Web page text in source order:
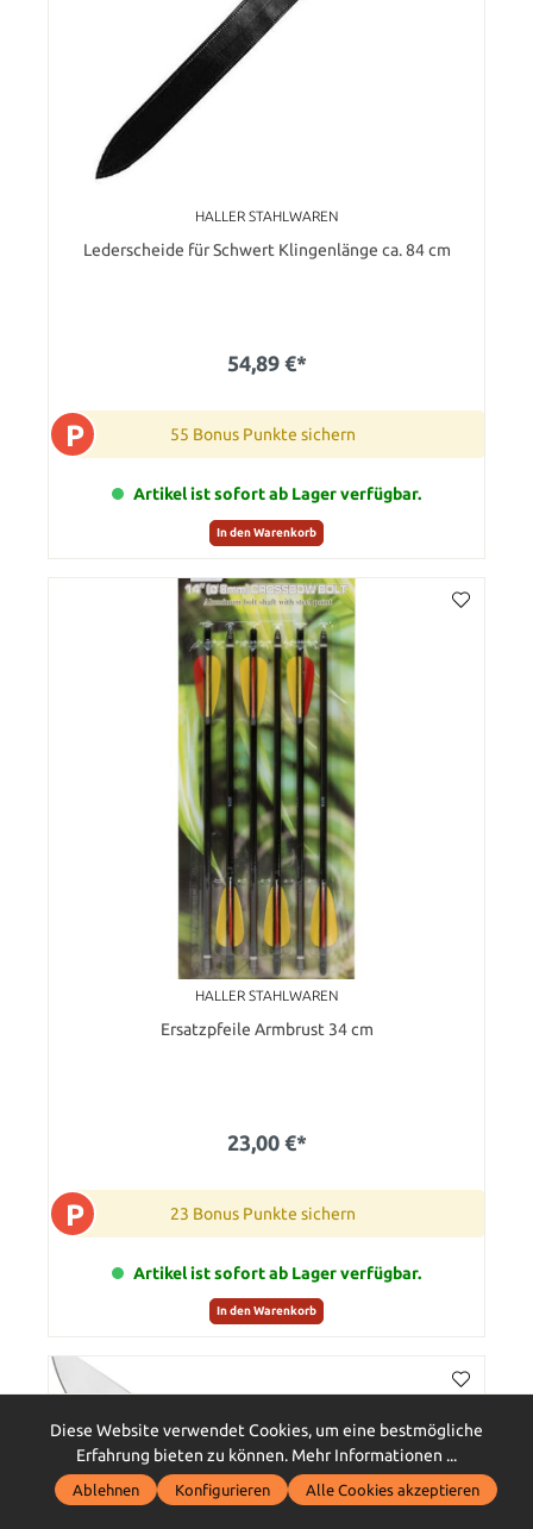
HALLER STAHLWAREN
Lederscheide für Schwert Klingenlänge ca. 84 cm
54,89 €*
P 55 Bonus Punkte sichern
Artikel ist sofort ab Lager verfügbar.
In den Warenkorb
HALLER STAHLWAREN
Ersatzpfeile Armbrust 34 cm
23,00 €*
P 23 Bonus Punkte sichern
Artikel ist sofort ab Lager verfügbar.
In den Warenkorb
Diese Website verwendet Cookies, um eine bestmögliche
Erfahrung bieten zu können. Mehr Informationen ...
Ablehnen Konfigurieren Alle Cookies akzeptieren